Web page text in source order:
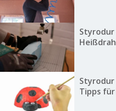
Styrodur
Tipps